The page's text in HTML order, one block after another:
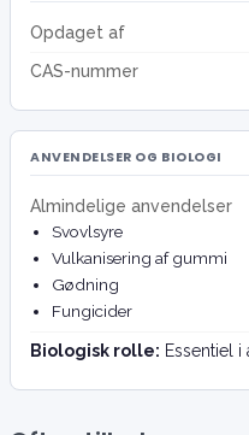
Opdaget af
CAS-nummer
ANVENDELSER OG BIOLOGI
Almindelige anvendelser
Svovlsyre
Vulkanisering af gummi
Gødning
Fungicider
Biologisk rolle: Essentiel